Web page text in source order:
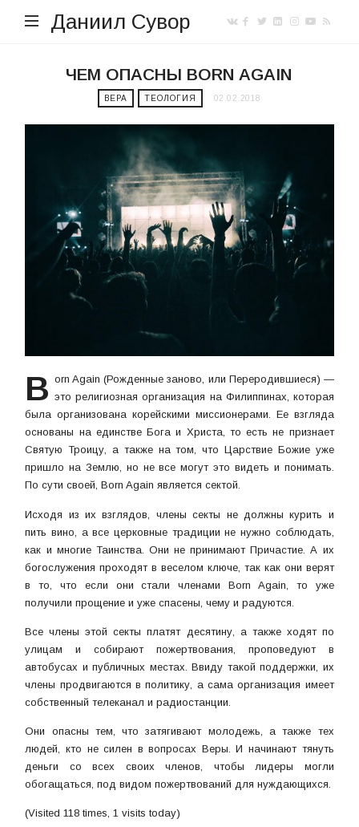
Даниил Сувор
ЧЕМ ОПАСНЫ BORN AGAIN
ВЕРА ТЕОЛОГИЯ 02.02.2018
B orn Again (Рожденные заново, или Переродившиеся) —
это религиозная организация на Филиппинах, которая
была организована корейскими миссионерами. Ее взгляда
основаны на единстве Бога и Христа, то есть не признает
Святую Троицу, а также на том, что Царствие Божие уже
пришло на Землю, но не все могут это видеть и понимать.
По сути своей, Born Again является сектой.
Исходя из их взглядов, члены секты не должны курить и
пить вино, а все церковные традиции не нужно соблюдать,
как и многие Таинства. Они не принимают Причастие. А их
богослужения проходят в веселом ключе, так как они верят
в то, что если они стали членами Born Again, то уже
получили прощение и уже спасены, чему и радуются.
Все члены этой секты платят десятину, а также ходят по
улицам и собирают пожертвования, проповедуют в
автобусах и публичных местах. Ввиду такой поддержки, их
члены продвигаются в политику, а сама организация имеет
собственный телеканал и радиостанции.
Они опасны тем, что затягивают молодежь, а также тех
людей, кто не силен в вопросах Веры. И начинают тянуть
деньги со всех своих членов, чтобы лидеры могли
обогащаться, под видом пожертвований для нуждающихся.
(Visited 118 times, 1 visits today)